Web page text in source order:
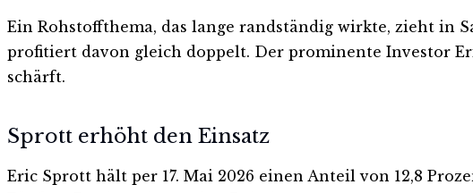
Ein Rohstoffthema, das lange randständig wirkte, zieht in
profitiert davon gleich doppelt. Der prominente Investor
schärft.
Sprott erhöht den Einsatz
Eric Sprott hält per 17. Mai 2026 einen Anteil von 12,8